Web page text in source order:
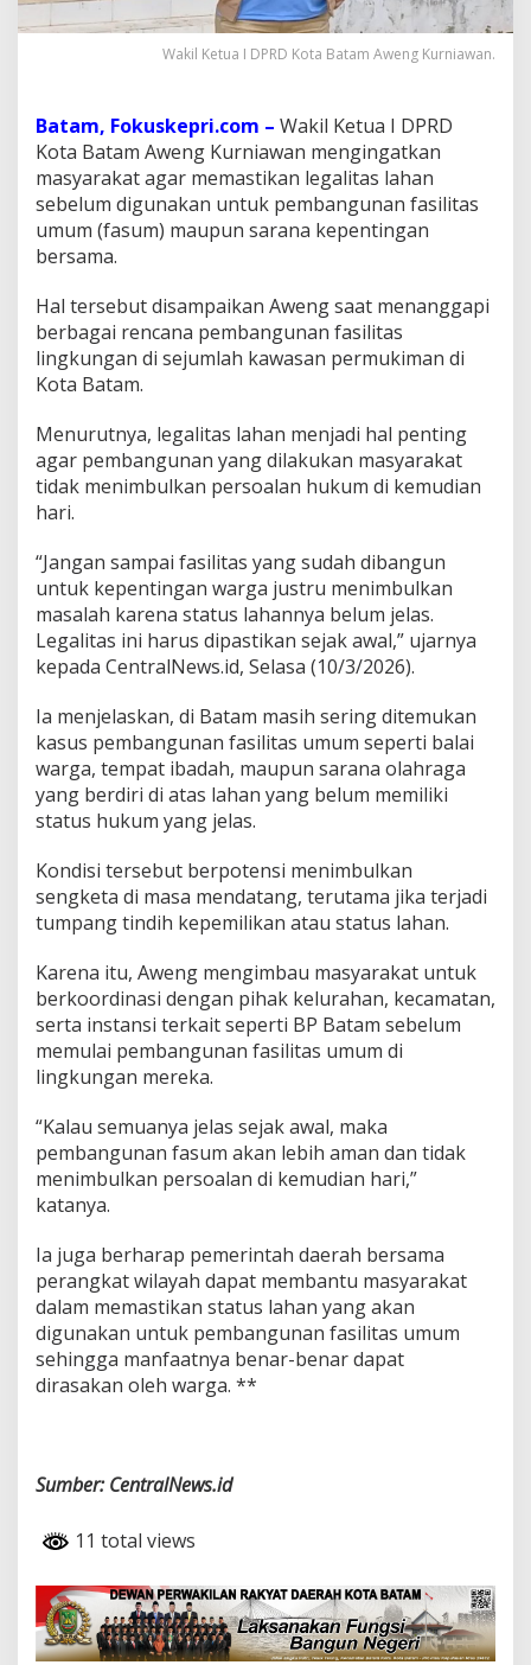
I
n
g
k
n
P
e
n
g
n
y
g
a
l
s
L
a
h
a
n
n
t
u
k
P
e
b
a
n
g
n
a
n
F
a
m
Wakil Ketua I DPRD Kota Batam Aweng Kurniawan.
Batam, Fokuskepri.com – Wakil Ketua I DPRD
Kota Batam Aweng Kurniawan mengingatkan
masyarakat agar memastikan legalitas lahan
sebelum digunakan untuk pembangunan fasilitas
umum (fasum) maupun sarana kepentingan
bersama.
Hal tersebut disampaikan Aweng saat menanggapi
berbagai rencana pembangunan fasilitas
lingkungan di sejumlah kawasan permukiman di
Kota Batam.
Menurutnya, legalitas lahan menjadi hal penting
agar pembangunan yang dilakukan masyarakat
tidak menimbulkan persoalan hukum di kemudian
hari.
“Jangan sampai fasilitas yang sudah dibangun
untuk kepentingan warga justru menimbulkan
masalah karena status lahannya belum jelas.
Legalitas ini harus dipastikan sejak awal,” ujarnya
kepada CentralNews.id, Selasa (10/3/2026).
Ia menjelaskan, di Batam masih sering ditemukan
kasus pembangunan fasilitas umum seperti balai
warga, tempat ibadah, maupun sarana olahraga
yang berdiri di atas lahan yang belum memiliki
status hukum yang jelas.
Kondisi tersebut berpotensi menimbulkan
sengketa di masa mendatang, terutama jika terjadi
tumpang tindih kepemilikan atau status lahan.
Karena itu, Aweng mengimbau masyarakat untuk
berkoordinasi dengan pihak kelurahan, kecamatan,
serta instansi terkait seperti BP Batam sebelum
memulai pembangunan fasilitas umum di
lingkungan mereka.
“Kalau semuanya jelas sejak awal, maka
pembangunan fasum akan lebih aman dan tidak
menimbulkan persoalan di kemudian hari,”
katanya.
Ia juga berharap pemerintah daerah bersama
perangkat wilayah dapat membantu masyarakat
dalam memastikan status lahan yang akan
digunakan untuk pembangunan fasilitas umum
sehingga manfaatnya benar-benar dapat
dirasakan oleh warga. **
Sumber: CentralNews.id
11 total views